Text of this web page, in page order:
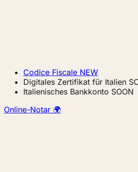
Codice Fiscale NEW
Digitales Zertifikat für Italien
Italienisches Bankkonto SOON
Online-Notar 🌍